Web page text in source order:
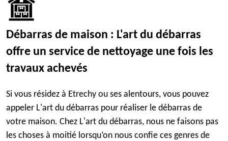
Débarras de maison : L'art du débarras
offre un service de nettoyage une fois les
travaux achevés
Si vous résidez à Etrechy ou ses alentours, vous pouvez
appeler L'art du débarras pour réaliser le débarras de
votre maison. Chez L'art du débarras, nous ne faisons pas
les choses à moitié lorsqu’on nous confie ces genres de